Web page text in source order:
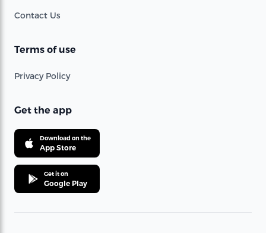
Contact Us
Terms of use
Privacy Policy
Get the app
Download on the
App Store
Get it on
Google Play